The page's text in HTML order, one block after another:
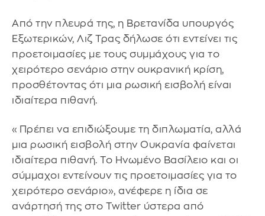
Από την πλευρά της, η Βρετανίδα υπουργός
Εξωτερικών, Λιζ Τρας δήλωσε ότι εντείνει τις
προετοιμασίες με τους συμμάχους για το
χειρότερο σενάριο στην ουκρανική κρίση,
προσθέτοντας ότι μια ρωσική εισβολή είναι
ιδιαίτερα πιθανή.
«Πρέπει να επιδιώξουμε τη διπλωματία, αλλά
μια ρωσική εισβολή στην Ουκρανία φαίνεται
ιδιαίτερα πιθανή. Το Ηνωμένο Βασίλειο και οι
σύμμαχοι εντείνουν τις προετοιμασίες για το
χειρότερο σενάριο», ανέφερε η ίδια σε
ανάρτησή της στο Twitter ύστερα από